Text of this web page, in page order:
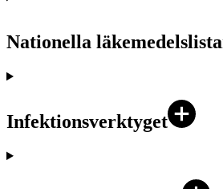
Nationella
Infektionsverktyget